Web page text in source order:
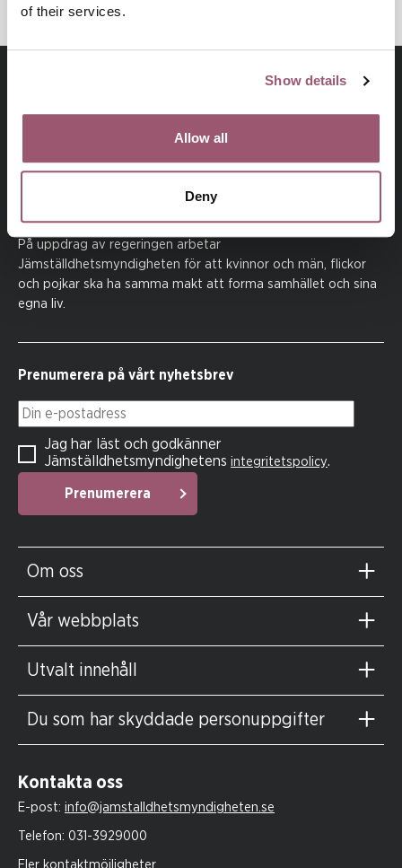
of their services.
Show details
Allow all
Deny
På uppdrag av regeringen arbetar
Jämställdhetsmyndigheten för att kvinnor och män, flickor
och pojkar ska ha samma makt att forma samhället och sina
egna liv.
Prenumerera på vårt nyhetsbrev
Din e-postadress
Prenumerera
Jag har läst och godkänner
Jämställdhetsmyndighetens integritetspolicy.
Om oss
Vår webbplats
Utvalt innehåll
Du som har skyddade personuppgifter
Kontakta oss
E-post: info@jamstalldhetsmyndigheten.se
Telefon: 031-3929000
Fler kontaktmöjligheter